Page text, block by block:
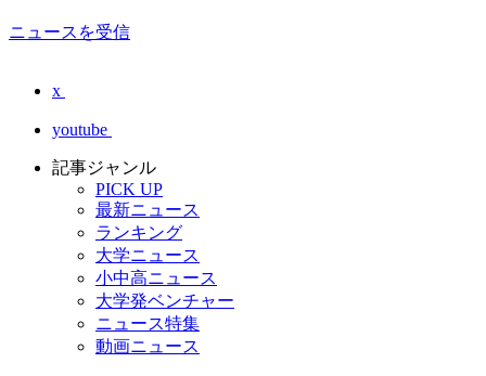
ニュースを受信
x
youtube
記事ジャンル
PICK UP
最新ニュース
ランキング
大学ニュース
小中高ニュース
大学発ベンチャー
ニュース特集
動画ニュース